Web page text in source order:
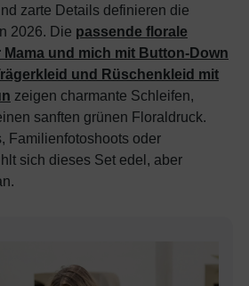
zarte Details definieren die
2026. Die passende florale
und mich mit Button-Down
und Rüschenkleid mit
zeigen charmante Schleifen,
sanften grünen Floraldruck.
Familienfotoshoots oder
sich dieses Set edel, aber